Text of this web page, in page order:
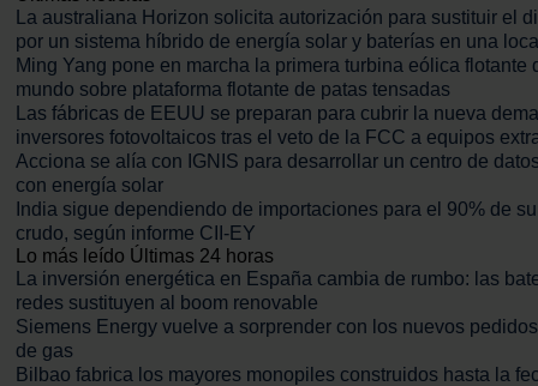
La australiana Horizon solicita autorización para sustituir el
por un sistema híbrido de energía solar y baterías en una
Ming Yang pone en marcha la primera turbina eólica flotante
mundo sobre plataforma flotante de patas tensadas
Las fábricas de EEUU se preparan para cubrir la nueva
inversores fotovoltaicos tras el veto de la FCC a equipos
Acciona se alía con IGNIS para desarrollar un centro de
con energía solar
India sigue dependiendo de importaciones para el 90% de
crudo, según informe CII-EY
Lo más leído Últimas 24 horas
La inversión energética en España cambia de rumbo: las
redes sustituyen al boom renovable
Siemens Energy vuelve a sorprender con los nuevos
de gas
Bilbao fabrica los mayores monopiles construidos hasta la